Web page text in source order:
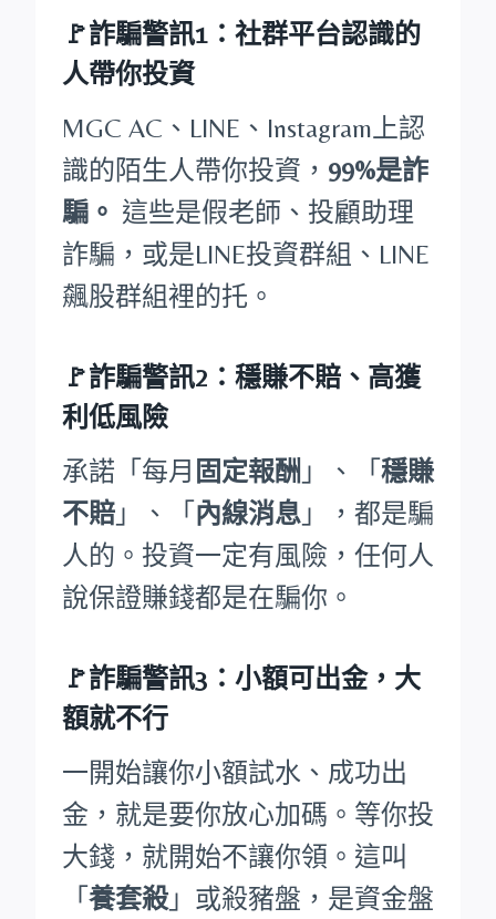
🚩詐騙警訊1：社群平台認識的
人帶你投資
MGC AC、LINE、Instagram上認
識的陌生人帶你投資， 99%是詐
騙。 這些是假老師、投顧助理
詐騙，或是LINE投資群組、LINE
飆股群組裡的托。
🚩詐騙警訊2：穩賺不賠、高獲
利低風險
承諾「每月 固定報酬 」、「 穩賺
不賠 」、「 內線消息 」，都是騙
人的。投資一定有風險，任何人
說保證賺錢都是在騙你。
🚩詐騙警訊3：小額可出金，大
額就不行
一開始讓你小額試水、成功出
金，就是要你放心加碼。等你投
大錢，就開始不讓你領。這叫
「 養套殺」或殺豬盤，是資金盤